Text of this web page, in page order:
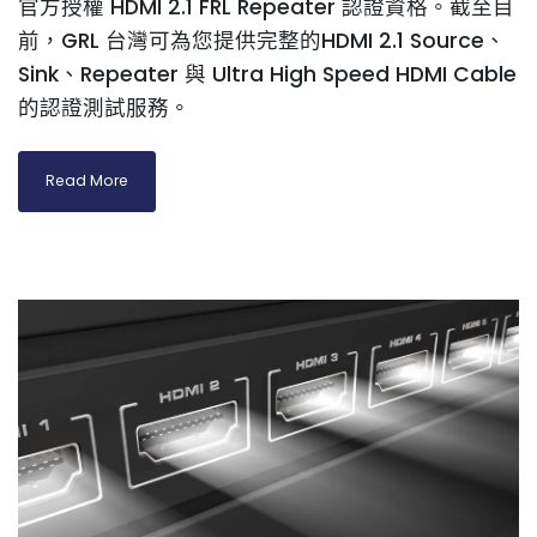
官方授權 HDMI 2.1 FRL Repeater 認證資格。截至目
前，GRL 台灣可為您提供完整的HDMI 2.1 Source、
Sink、Repeater 與 Ultra High Speed HDMI Cable
的認證測試服務。
Read More